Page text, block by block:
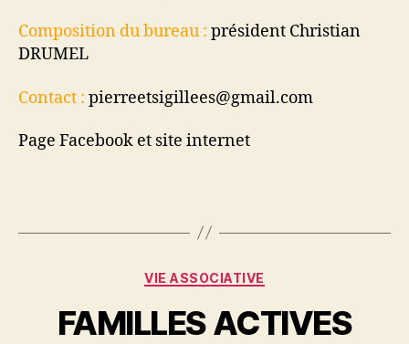
Composition du bureau : président Christian
DRUMEL
Contact : pierreetsigillees@gmail.com
Page Facebook et site internet
Catégories
VIE ASSOCIATIVE
FAMILLES ACTIVES